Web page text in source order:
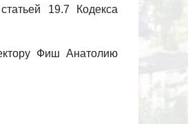
19.7 Кодекса
Фиш Анатолию